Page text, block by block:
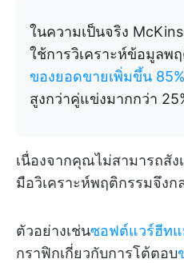
ในความเป็นจริง
ใช้การวิเคราะห์ข้อมูลพ
ของยอดขายเพิ่มขึ้น 85%
สูงกว่าคู่แข่งมากกว่า
เนื่องจากคุณไม่สามารถสัง
มือวิเคราะห์พฤติกรรมจึงก
ตัวอย่างเช่นซอฟต์แวร์ฮีทแ
กราฟิกเกี่ยวกับการโต้ตอบ